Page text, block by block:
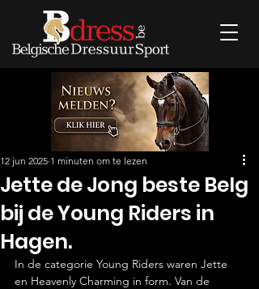
Jette de Jong beste Belg
bij de Young Riders in
Hagen.
12 jun 2025 1 minuten om te lezen
In de categorie Young Riders waren Jette
en Heavenly Charming in form. Van de